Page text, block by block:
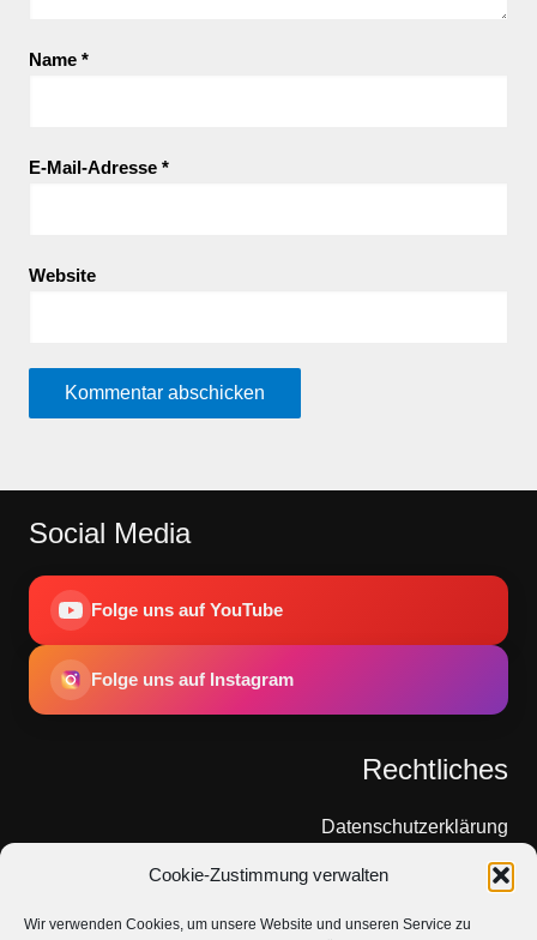
Cookie-Zustimmung verwalten
Wir verwenden Cookies, um unsere Website und unseren Service zu
Name *
E-Mail-Adresse *
Website
Social Media
Folge uns auf YouTube
Folge uns auf Instagram
Rechtliches
Datenschutzerklärung
Cookie-Richtlinie
Impressum